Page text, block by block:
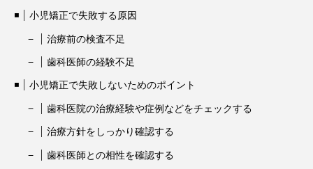
小児矯正で失敗する原因
治療前の検査不足
歯科医師の経験不足
小児矯正で失敗しないためのポイント
歯科医院の治療経験や症例などをチェックする
治療方針をしっかり確認する
歯科医師との相性を確認する